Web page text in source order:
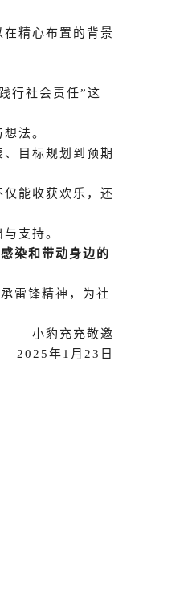
精心布置的背景
行社会责任”这
法。
目标规划到预期
能收获欢乐，还
支持。
染和带动身边的
雷锋精神，为社
小豹充充敬邀
2025年1月 23日